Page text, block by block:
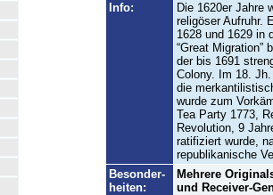
Info:
Die 1620er Jahre
religöser Aufruhr.
1628 und 1629 in
“Great Migration”
der bis 1691
Colony. Im 18.
die
wurde zum
Tea Party 1773,
Revolution, 9
ratifiziert wurde,
republikanische
Besonder-
heiten:
Mehrere
und Receiver-